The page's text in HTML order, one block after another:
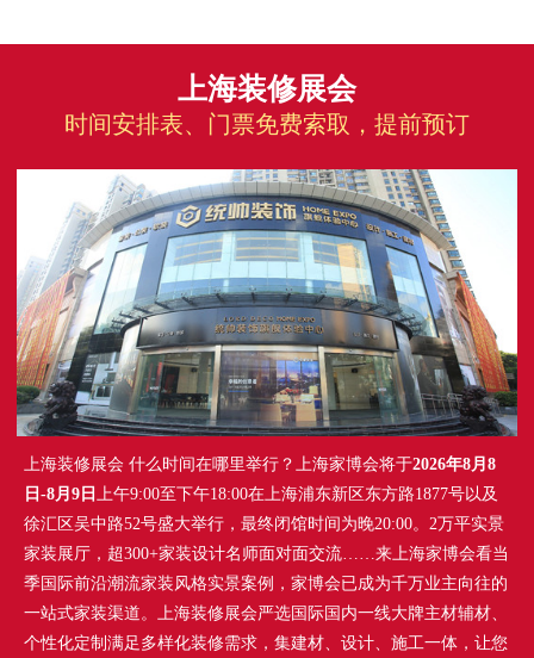
上海装修展会
时间安排表、门票免费索取，提前预订
上海装修展会 什么时间在哪里举行？上海家博会将于2026年8月8
日-8月9日
上午9:00至下午18:00在上海浦东新区东方路1877号以及
徐汇区吴中路52号盛大举行，最终闭馆时间为晚20:00。2万平实景
家装展厅，超300+家装设计名师面对面交流……来上海家博会看当
季国际前沿潮流家装风格实景案例，家博会已成为千万业主向往的
一站式家装渠道。上海装修展会严选国际国内一线大牌主材辅材、
个性化定制满足多样化装修需求，集建材、设计、施工一体，让您